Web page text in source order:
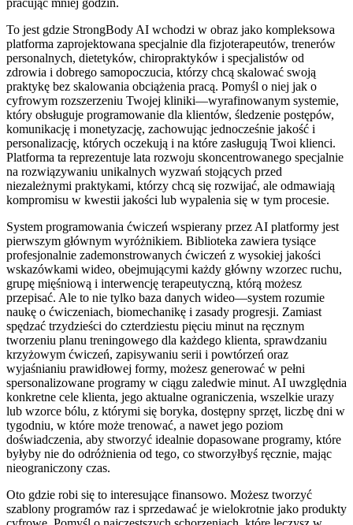
To jest gdzie StrongBody AI wchodzi w obraz jako kompleksowa
platforma zaprojektowana specjalnie dla fizjoterapeutów, trenerów
personalnych, dietetyków, chiropraktyków i specjalistów od
zdrowia i dobrego samopoczucia, którzy chcą skalować swoją
praktykę bez skalowania obciążenia pracą. Pomyśl o niej jak o
cyfrowym rozszerzeniu Twojej kliniki—wyrafinowanym systemie,
który obsługuje programowanie dla klientów, śledzenie postępów,
komunikację i monetyzację, zachowując jednocześnie jakość i
personalizację, których oczekują i na które zasługują Twoi klienci.
Platforma ta reprezentuje lata rozwoju skoncentrowanego specjalnie
na rozwiązywaniu unikalnych wyzwań stojących przed
niezależnymi praktykami, którzy chcą się rozwijać, ale odmawiają
kompromisu w kwestii jakości lub wypalenia się w tym procesie.
System programowania ćwiczeń wspierany przez AI platformy jest
pierwszym głównym wyróżnikiem. Biblioteka zawiera tysiące
profesjonalnie zademonstrowanych ćwiczeń z wysokiej jakości
wskazówkami wideo, obejmującymi każdy główny wzorzec ruchu,
grupę mięśniową i interwencję terapeutyczną, którą możesz
przepisać. Ale to nie tylko baza danych wideo—system rozumie
naukę o ćwiczeniach, biomechanikę i zasady progresji. Zamiast
spędzać trzydzieści do czterdziestu pięciu minut na ręcznym
tworzeniu planu treningowego dla każdego klienta, sprawdzaniu
krzyżowym ćwiczeń, zapisywaniu serii i powtórzeń oraz
wyjaśnianiu prawidłowej formy, możesz generować w pełni
spersonalizowane programy w ciągu zaledwie minut. AI uwzględnia
konkretne cele klienta, jego aktualne ograniczenia, wszelkie urazy
lub wzorce bólu, z którymi się boryka, dostępny sprzęt, liczbę dni w
tygodniu, w które może trenować, a nawet jego poziom
doświadczenia, aby stworzyć idealnie dopasowane programy, które
byłyby nie do odróżnienia od tego, co stworzyłbyś ręcznie, mając
nieograniczony czas.
Oto gdzie robi się to interesujące finansowo. Możesz tworzyć
szablony programów raz i sprzedawać je wielokrotnie jako produkty